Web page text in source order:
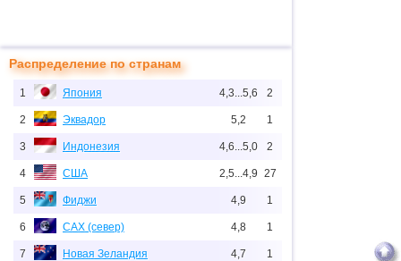
Распределение по странам
1 Япония 4,3...5,6 2
2 Эквадор 5,2 1
3 Индонезия 4,6...5,0 2
4 США 2,5...4,9 27
5 Фиджи 4,9 1
6 САХ (север) 4,8 1
7 Новая Зеландия 4,7 1